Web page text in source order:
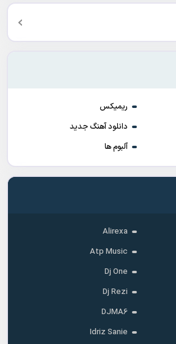
ریمیکس
دانلود آهنگ جدید
آلبوم ها
Alirexa
Atp Music
Dj One
Dj Rezi
DJMA6
Idriz Sanie